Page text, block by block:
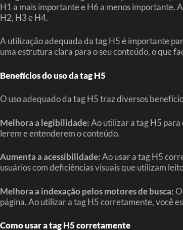
H1 a mais importante e H6 a menos importante.
H2, H3 e H4.
A utilização adequada da tag H5 é importante
uma estrutura clara para o seu conteúdo, o que
Benefícios do uso da tag H5
O uso adequado da tag H5 traz diversos
Melhora a legibilidade:Ao utilizar a tag H5 para
lerem e entenderem o conteúdo.
Aumenta a acessibilidade:Ao usar a tag H5
usuários com deficiências visuais que utilizam
Melhora a indexação pelos motores de busca:
página. Ao utilizar a tag H5 corretamente, você
Como usar a tag H5 corretamente